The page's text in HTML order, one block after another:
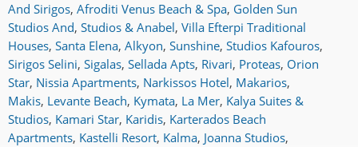
And Sirigos, Afroditi Venus Beach & Spa, Golden Sun
Studios And, Studios & Anabel, Villa Efterpi Traditional
Houses, Santa Elena, Alkyon, Sunshine, Studios Kafouros,
Sirigos Selini, Sigalas, Sellada Apts, Rivari, Proteas, Orion
Star, Nissia Apartments, Narkissos Hotel, Makarios,
Makis, Levante Beach, Kymata, La Mer, Kalya Suites &
Studios, Kamari Star, Karidis, Karterados Beach
Apartments, Kastelli Resort, Kalma, Joanna Studios,